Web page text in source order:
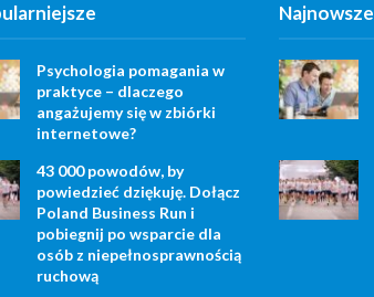
Psychologia pomagania w
praktyce – dlaczego
angażujemy się w zbiórki
internetowe?
43 000 powodów, by
powiedzieć dziękuję. Dołącz
Poland Business Run i
pobiegnij po wsparcie dla
osób z niepełnosprawnością
ruchową
Najnowsze